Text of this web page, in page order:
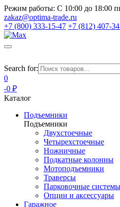
Режим работы: С 10:00 до 18:00
zakaz@optima-trade.ru
+7 (800) 333-15-47 +7 (812) 407-
Search for:
0
-0 ₽
Каталог
Подъемники
Подъемники
Двухстоечные
Четырехстоечные
Ножничные
Подкатные колонны
Мотоподъемники
Траверсы
Парковочные системы
Опции и аксессуары
Гаражное